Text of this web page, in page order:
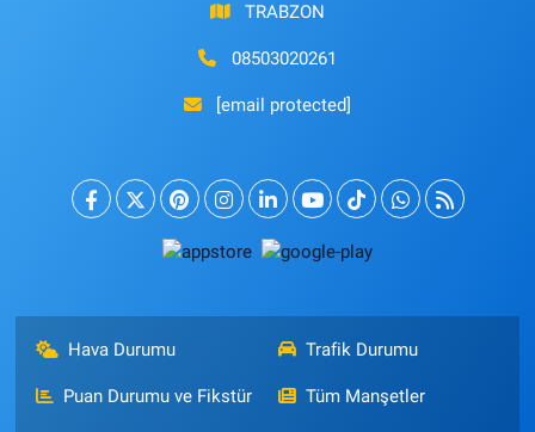
TRABZON
08503020261
[email protected]
Hava Durumu Trafik Durumu
Puan Durumu ve Fikstür Tüm Manşetler